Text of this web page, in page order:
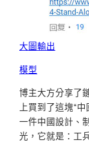
大圖輸出
模型
博主大方分享了
上買到了這塊“
一件中國設計、
光，它就是：工